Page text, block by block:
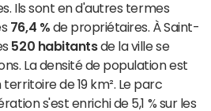
Ils sont en d'autres termes
76,4 % de propriétaires. À Saint-
520 habitantsde la ville se
La densité de population est
de 19 km². Le parc
s'est enrichi de 5,1 % sur les